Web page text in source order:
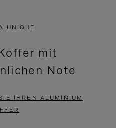
UNIQUE
mit
Note
IHREN ALUMINIUM